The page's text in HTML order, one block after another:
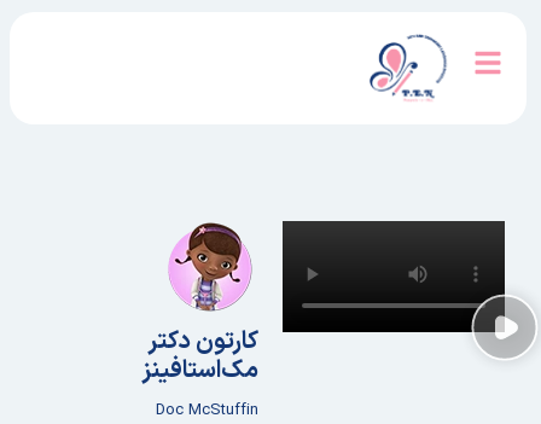
کارتون دکتر
مک‌استافینز
Doc McStuffin